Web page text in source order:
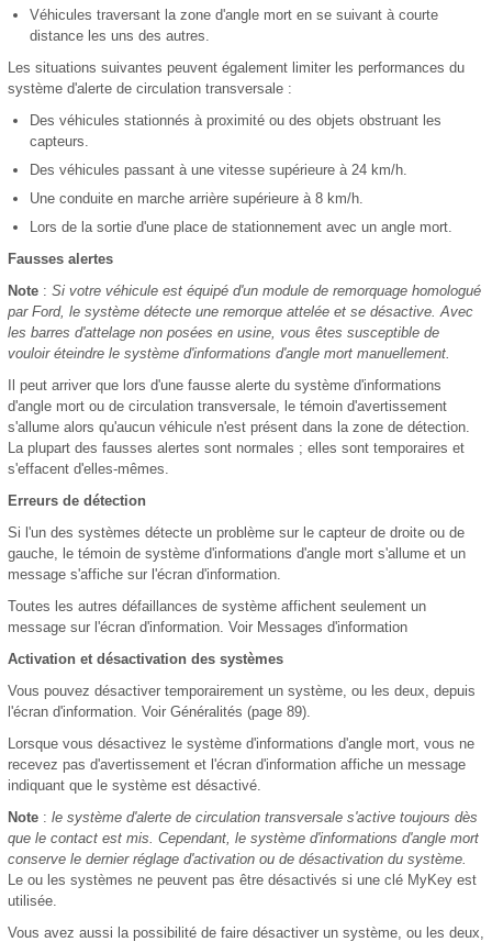
Véhicules traversant la zone d'angle mort en se suivant à courte
distance les uns des autres.
Les situations suivantes peuvent également limiter les performances du
système d'alerte de circulation transversale :
Des véhicules stationnés à proximité ou des objets obstruant les
capteurs.
Des véhicules passant à une vitesse supérieure à 24 km/h.
Une conduite en marche arrière supérieure à 8 km/h.
Lors de la sortie d'une place de stationnement avec un angle mort.
Fausses alertes
Note : Si votre véhicule est équipé d'un module de remorquage homologué
par Ford, le système détecte une remorque attelée et se désactive. Avec
les barres d'attelage non posées en usine, vous êtes susceptible de
vouloir éteindre le système d'informations d'angle mort manuellement.
Il peut arriver que lors d'une fausse alerte du système d'informations
d'angle mort ou de circulation transversale, le témoin d'avertissement
s'allume alors qu'aucun véhicule n'est présent dans la zone de détection.
La plupart des fausses alertes sont normales ; elles sont temporaires et
s'effacent d'elles-mêmes.
Erreurs de détection
Si l'un des systèmes détecte un problème sur le capteur de droite ou de
gauche, le témoin de système d'informations d'angle mort s'allume et un
message s'affiche sur l'écran d'information.
Toutes les autres défaillances de système affichent seulement un
message sur l'écran d'information. Voir Messages d'information
Activation et désactivation des systèmes
Vous pouvez désactiver temporairement un système, ou les deux, depuis
l'écran d'information. Voir Généralités (page 89).
Lorsque vous désactivez le système d'informations d'angle mort, vous ne
recevez pas d'avertissement et l'écran d'information affiche un message
indiquant que le système est désactivé.
Note : le système d'alerte de circulation transversale s'active toujours dès
que le contact est mis. Cependant, le système d'informations d'angle mort
conserve le dernier réglage d'activation ou de désactivation du système.
Le ou les systèmes ne peuvent pas être désactivés si une clé MyKey est
utilisée.
Vous avez aussi la possibilité de faire désactiver un système, ou les deux,